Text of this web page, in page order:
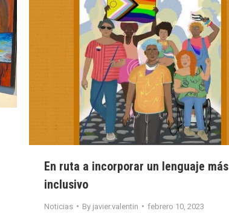
En ruta a incorporar un lenguaje más
inclusivo
Noticias By javier.valentin febrero 10, 2023